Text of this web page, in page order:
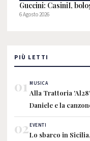
Guccini: CasiniI,
6 Agosto 2026
PIÙ LETTI
01 MUSICA
Alla Trattoria
Daniele e la
02EVENTI
Lo sbarco in